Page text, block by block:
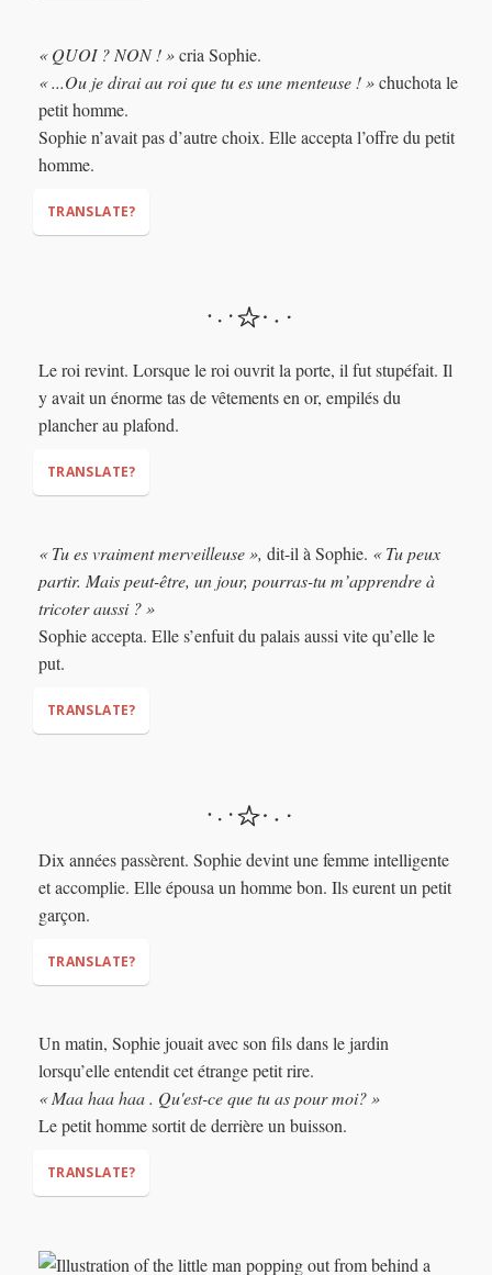
"Hmmm, I know what I want,"
"In many
years you will give me your firstborn."
« QUOI ? NON ! »cria Sophie.
« ...Ou je dirai au roi que tu es une menteuse ! »chuchota le
petit homme.
Sophie n’avait pas d’autre choix. Elle accepta l’offre du petit
homme.
TRANSLATE?
Le roi revint. Lorsque le roi ouvrit la porte, il fut stupéfait. Il
y avait un énorme tas de vêtements en or, empilés du
plancher au plafond.
TRANSLATE?
« Tu es vraiment merveilleuse », dit-il à Sophie. « Tu peux
partir. Mais peut-être, un jour, pourras-tu m’apprendre à
tricoter aussi ? »
Sophie accepta. Elle s’enfuit du palais aussi vite qu’elle le
put.
TRANSLATE?
Dix années passèrent. Sophie devint une femme intelligente
et accomplie. Elle épousa un homme bon. Ils eurent un petit
garçon.
TRANSLATE?
Un matin, Sophie jouait avec son fils dans le jardin
lorsqu’elle entendit cet étrange petit rire.
« Maa haa haa . Qu'est-ce que tu as pour moi? »
Le petit homme sortit de derrière un buisson.
TRANSLATE?